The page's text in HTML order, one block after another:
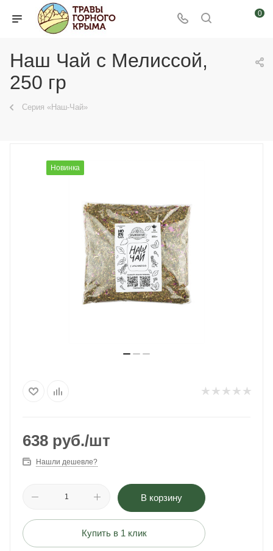
0
Наш Чай с Мелиссой,
250 гр
Серия «Наш-Чай»
Новинка
638 руб./шт
Нашли дешевле?
В корзину
Купить в 1 клик